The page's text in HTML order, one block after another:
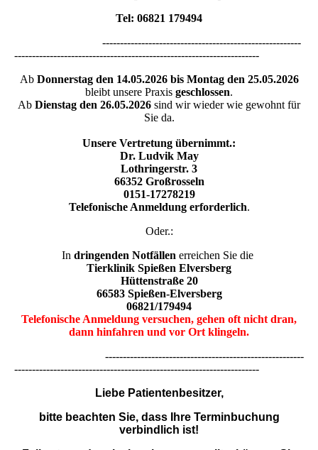
Tel: 06821 179494
--------------------------------------------------------
---------------------------------------------------------------------
Ab Donnerstag den 14.05.2026 bis Montag den 25.05.2026
bleibt unsere Praxis geschlossen.
Ab Dienstag den 26.05.2026 sind wir wieder wie gewohnt für
Sie da.
Unsere Vertretung übernimmt.:
Dr. Ludvik May
Lothringerstr. 3
66352 Großrosseln
0151-17278219
Telefonische Anmeldung erforderlich.
Oder.:
In dringenden Notfällen erreichen Sie die
Tierklinik Spießen Elversberg
Hüttenstraße 20
66583 Spießen-Elversberg
06821/179494
Telefonische Anmeldung versuchen, gehen oft nicht dran,
dann hinfahren und vor Ort klingeln.
--------------------------------------------------------
---------------------------------------------------------------------
Liebe Patientenbesitzer,
bitte beachten Sie, dass Ihre Terminbuchung
verbindlich ist!